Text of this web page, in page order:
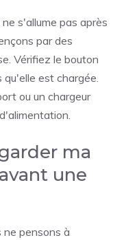
s'allume pas après
par des
Vérifiez le bouton
est chargée.
ou un chargeur
ma
une
ne pensons à